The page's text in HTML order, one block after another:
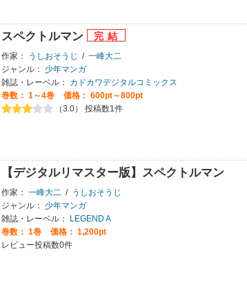
スペクトルマン
作家： うしおそうじ / 一峰大二
ジャンル：
少年マンガ
雑誌・レーベル：
カドカワデジタルコミックス
巻数： 1～4巻
価格： 600pt～800pt
（3.0） 投稿数1件
【デジタルリマスター版】スペクトルマン
作家： 一峰大二 /
うしおそうじ
ジャンル：
少年マンガ
雑誌・レーベル：
LEGEND A
巻数： 1巻
価格： 1,200pt
レビュー投稿数0件